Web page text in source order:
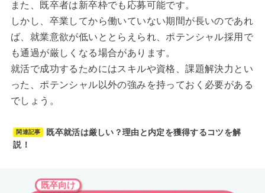
また、既卒者は新卒枠でも応募可能です。
しかし、卒業してから働いていない期間が長いのであれ
ば、就業意欲が低いととらえられ、ポテンシャル採用で
も通過が厳しくなる場合があります。
就活で成功するためにはスキルや資格、課題解決力とい
った、ポテンシャル以外の強みを持っておく必要がある
でしょう。
関連記事
既卒就活は厳しい？理由と内定を獲得するコツを解
説！
既卒向け